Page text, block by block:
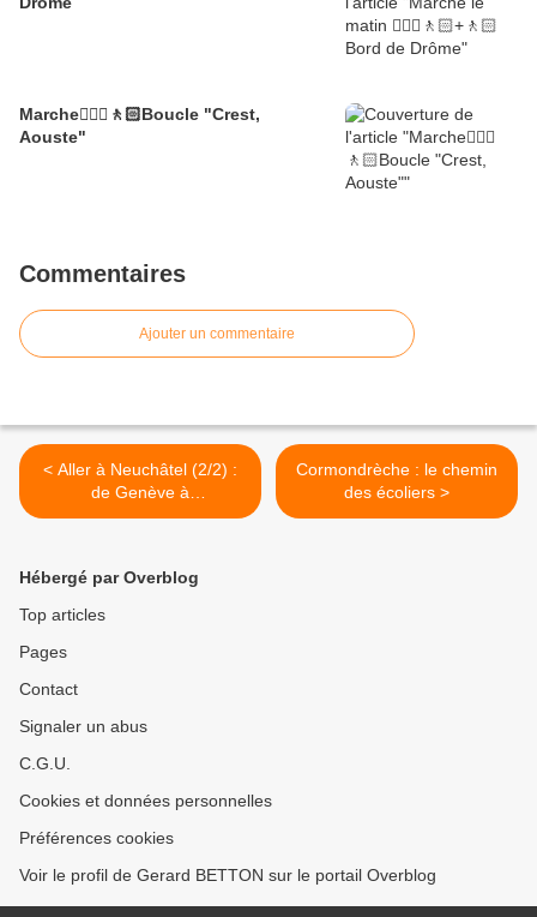
Marche🚶🏼‍♂️🚶🏻Boucle "Crest,
Aouste"
Commentaires
Ajouter un commentaire
< Aller à Neuchâtel (2/2) :
de Genève à
Cormondrèche (130 km)
Cormondrèche : le chemin
des écoliers >
Hébergé par Overblog
Top articles
Pages
Contact
Signaler un abus
C.G.U.
Cookies et données personnelles
Préférences cookies
Voir le profil de Gerard BETTON sur le portail Overblog